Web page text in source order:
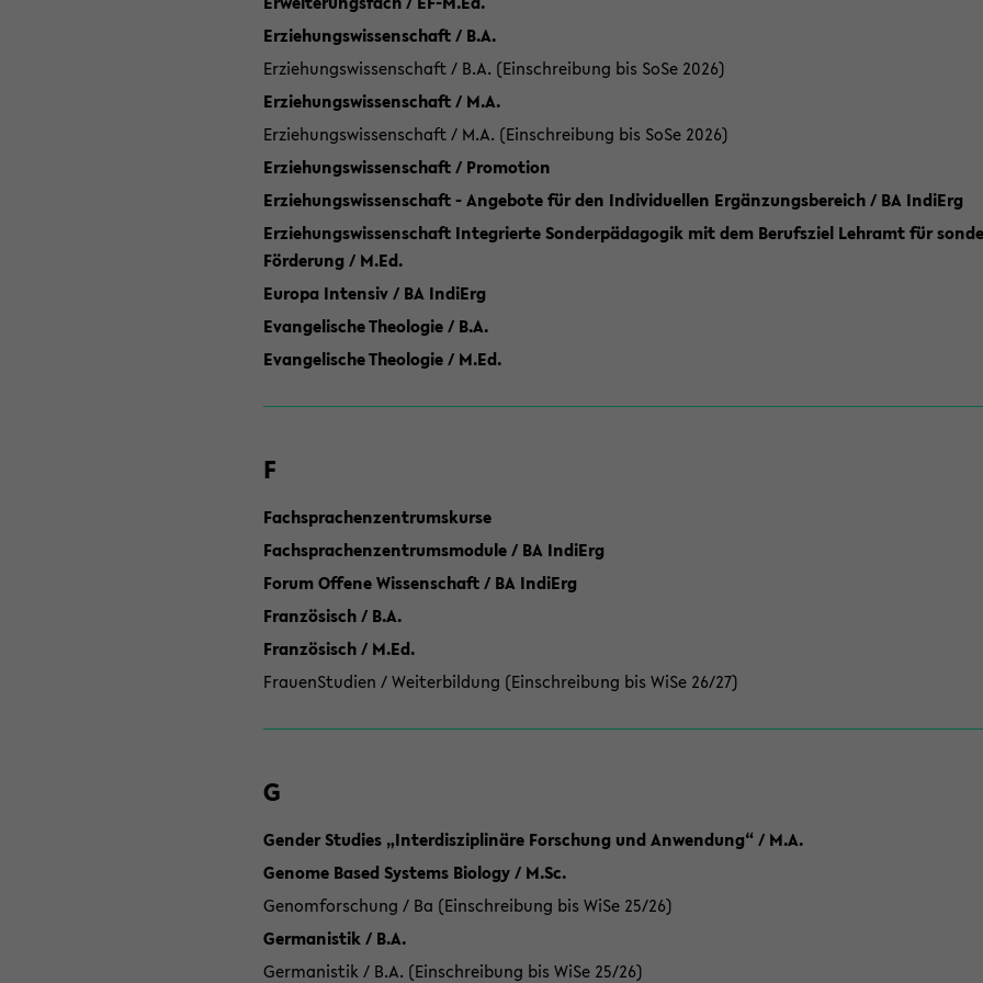
Erziehungswissenschaft / B.A.
Erziehungswissenschaft / B.A. (Einschreibung bis SoSe 2026)
Erziehungswissenschaft / M.A.
Erziehungswissenschaft / M.A. (Einschreibung bis SoSe 2026)
Erziehungswissenschaft / Promotion
Erziehungswissenschaft - Angebote für den Individuellen Ergänzungsbereich / BA IndiErg
Erziehungswissenschaft Integrierte Sonderpädagogik mit dem Berufsziel Lehramt für
Förderung / M.Ed.
Europa Intensiv / BA IndiErg
Evangelische Theologie / B.A.
Evangelische Theologie / M.Ed.
F
Fachsprachenzentrumskurse
Fachsprachenzentrumsmodule / BA IndiErg
Forum Offene Wissenschaft / BA IndiErg
Französisch / B.A.
Französisch / M.Ed.
FrauenStudien / Weiterbildung (Einschreibung bis WiSe 26/27)
G
Gender Studies „Interdisziplinäre Forschung und Anwendung“ / M.A.
Genome Based Systems Biology / M.Sc.
Genomforschung / Ba (Einschreibung bis WiSe 25/26)
Germanistik / B.A.
Germanistik / B.A. (Einschreibung bis WiSe 25/26)